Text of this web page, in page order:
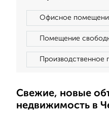
Офисное
Помещение
Свежие, новые
недвижимость в